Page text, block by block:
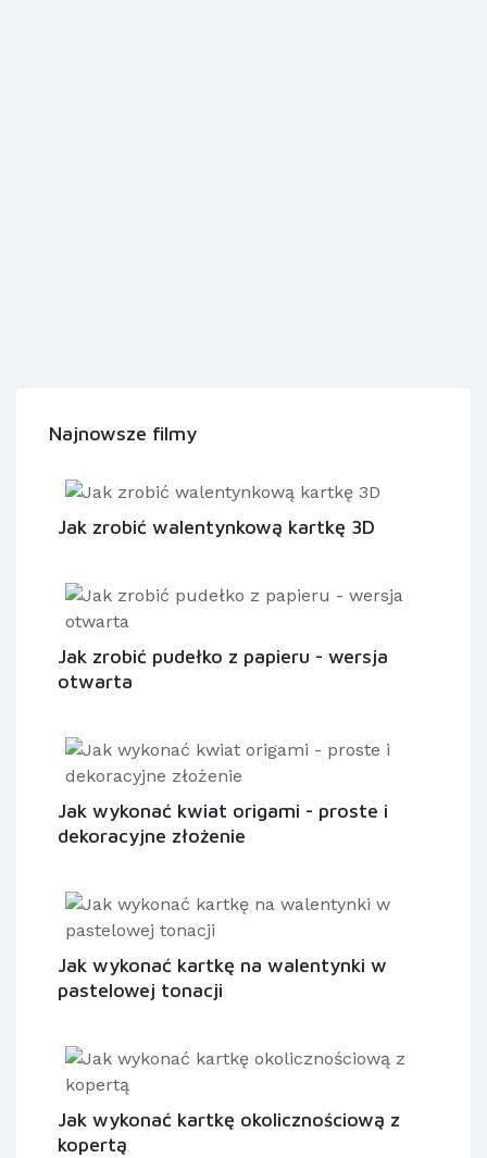
Najnowsze filmy
Jak zrobić walentynkową kartkę 3D
Jak zrobić pudełko z papieru - wersja
otwarta
Jak wykonać kwiat origami - proste i
dekoracyjne złożenie
Jak wykonać kartkę na walentynki w
pastelowej tonacji
Jak wykonać kartkę okolicznościową z
kopertą